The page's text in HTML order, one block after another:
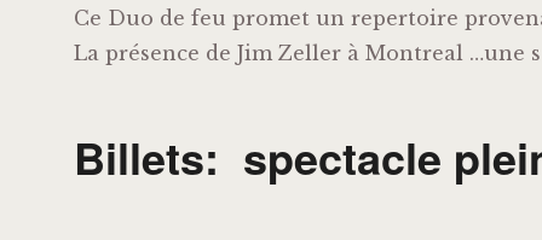
Ce Duo de feu promet un repertoire
La présence de Jim Zeller à Montreal …une
Billets: spectacle